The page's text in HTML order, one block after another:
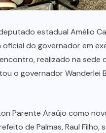
estadual Amélio
do governador em
realizado na sede
o governador Wanderlei
Parente Araújo como
de Palmas, Raul Filho,